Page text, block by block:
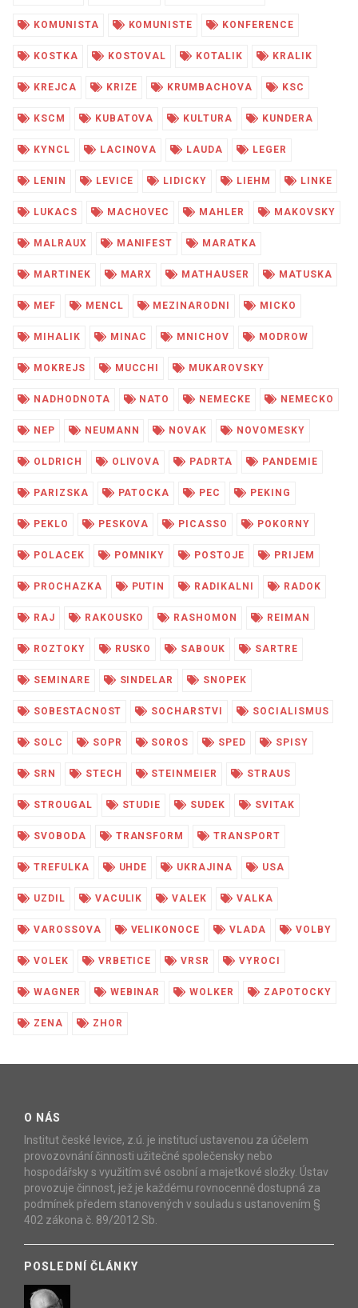
KOMUNISTA KOMUNISTE KONFERENCE
KOSTKA KOSTOVAL KOTALIK KRALIK
KREJCA KRIZE KRUMBACHOVA KSC
KSCM KUBATOVA KULTURA KUNDERA
KYNCL LACINOVA LAUDA LEGER
LENIN LEVICE LIDICKY LIEHM LINKE
LUKACS MACHOVEC MAHLER MAKOVSKY
MALRAUX MANIFEST MARATKA
MARTINEK MARX MATHAUSER MATUSKA
MEF MENCL MEZINARODNI MICKO
MIHALIK MINAC MNICHOV MODROW
MOKREJS MUCCHI MUKAROVSKY
NADHODNOTA NATO NEMECKE NEMECKO
NEP NEUMANN NOVAK NOVOMESKY
OLDRICH OLIVOVA PADRTA PANDEMIE
PARIZSKA PATOCKA PEC PEKING
PEKLO PESKOVA PICASSO POKORNY
POLACEK POMNIKY POSTOJE PRIJEM
PROCHAZKA PUTIN RADIKALNI RADOK
RAJ RAKOUSKO RASHOMON REIMAN
ROZTOKY RUSKO SABOUK SARTRE
SEMINARE SINDELAR SNOPEK
SOBESTACNOST SOCHARSTVI SOCIALISMUS
SOLC SOPR SOROS SPED SPISY
SRN STECH STEINMEIER STRAUS
STROUGAL STUDIE SUDEK SVITAK
SVOBODA TRANSFORM TRANSPORT
TREFULKA UHDE UKRAJINA USA
UZDIL VACULIK VALEK VALKA
VAROSSOVA VELIKONOCE VLADA VOLBY
VOLEK VRBETICE VRSR VYROCI
WAGNER WEBINAR WOLKER ZAPOTOCKY
ZENA ZHOR
O NÁS
Institut české levice, z.ú. je institucí ustavenou za účelem
provozovnání činnosti užitečné společensky nebo
hospodářsky s využitím své osobní a majetkové složky. Ústav
provozuje činnost, jež je každému rovnocenně dostupná za
podmínek předem stanovených v souladu s ustanovením §
402 zákona č. 89/2012 Sb.
POSLEDNÍ ČLÁNKY